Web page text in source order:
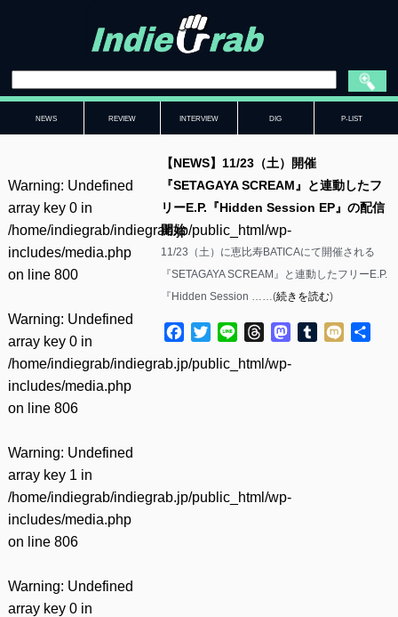
NEWS REVIEW INTERVIEW DIG P-LIST
Warning: Undefined
array key 0 in
/home/indiegrab/indiegrab.jp/public_html/wp-
includes/media.php
on line 800
Warning: Undefined
array key 0 in
/home/indiegrab/indiegrab.jp/public_html/wp-
includes/media.php
on line 806
Warning: Undefined
array key 1 in
/home/indiegrab/indiegrab.jp/public_html/wp-
includes/media.php
on line 806
Warning: Undefined
array key 0 in
【NEWS】11/23（土）開催
『SETAGAYA SCREAM』と連動したフ
リーE.P.『Hidden Session EP』の配信
開始
11/23（土）に恵比寿BATICAにて開催される
『SETAGAYA SCREAM』と連動したフリーE.P.
『Hidden Session ……(続きを読む)
Facebook
TwitterLine ThreadsMastodon
Tumblr
Mixi